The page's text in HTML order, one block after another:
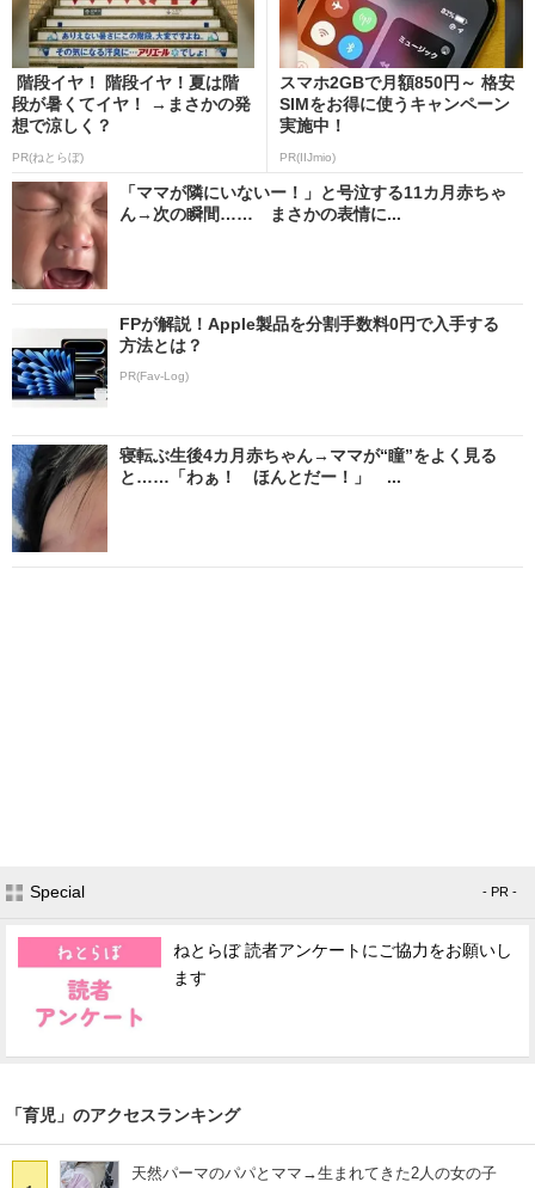
階段イヤ！ 階段イヤ！夏は階
段が暑くてイヤ！ →まさかの発
想で涼しく？
PR(ねとらぼ)
スマホ2GBで月額850円～ 格安
SIMをお得に使うキャンペーン
実施中！
PR(IIJmio)
「ママが隣にいないー！」と号泣する11カ月赤ちゃ
ん→次の瞬間…… まさかの表情に...
FPが解説！Apple製品を分割手数料0円で入手する
方法とは？
PR(Fav-Log)
寝転ぶ生後4カ月赤ちゃん→ママが“瞳”をよく見る
と……「わぁ！ ほんとだー！」 ...
Special - PR -
ねとらぼ 読者アンケートにご協力をお願いし
ます
「育児」のアクセスランキング
天然パーマのパパとママ→生まれてきた2人の女の子